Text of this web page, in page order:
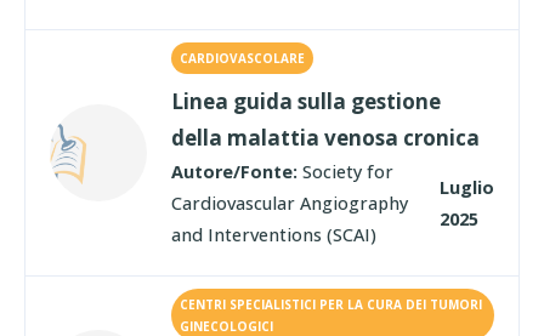
CARDIOVASCOLARE
Linea guida sulla gestione
della malattia venosa cronica
Autore/Fonte: Society for
Cardiovascular Angiography
and Interventions (SCAI)
Luglio
2025
CENTRI SPECIALISTICI PER LA CURA DEI TUMORI
GINECOLOGICI